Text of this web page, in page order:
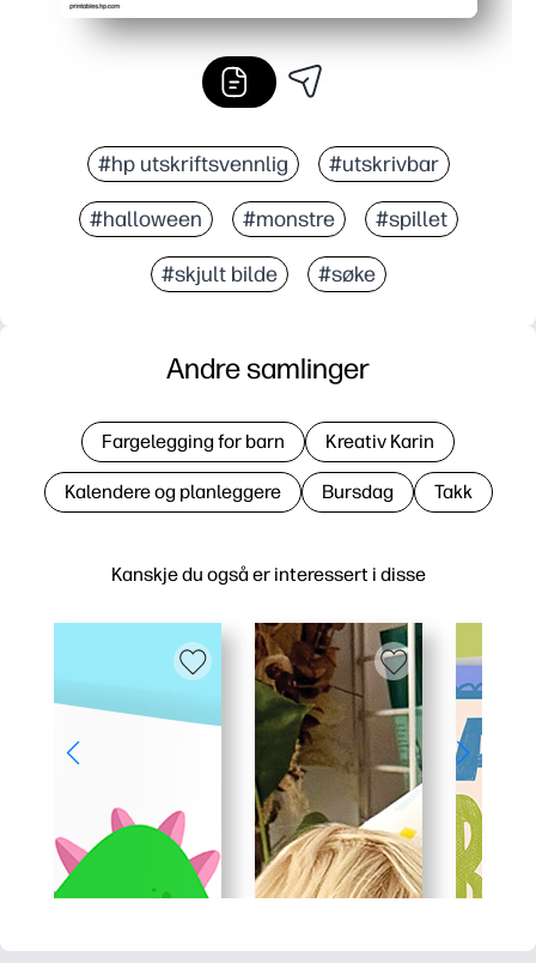
#hp utskriftsvennlig #utskrivbar
#halloween #monstre #spillet
#skjult bilde #søke
Kanskje du også er interessert i disse
Andre samlinger
Fargelegging for barn Kreativ Karin
Kalendere og planleggere Bursdag Takk